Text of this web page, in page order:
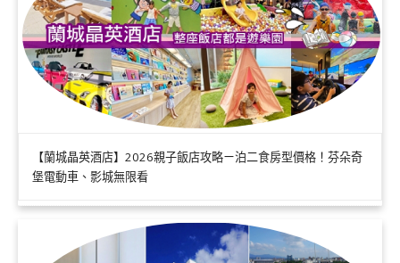
【蘭城晶英酒店】2026親子飯店攻略ㄧ泊二食房型價格！芬朵奇
堡電動車、影城無限看